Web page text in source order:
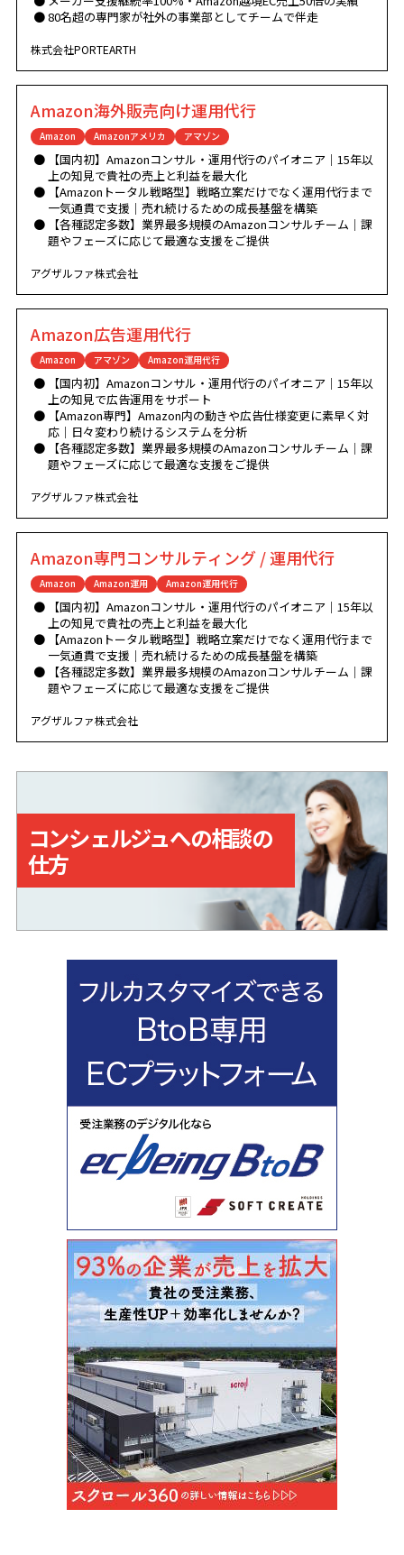
80名超の専門家が社外の事業部としてチームで伴走
株式会社PORTEARTH
Amazon海外販売向け運用代行
Amazon Amazonアメリカ アマゾン
【国内初】Amazonコンサル・運用代行のパイオニア｜15年以
上の知見で貴社の売上と利益を最大化
【Amazonトータル戦略型】戦略立案だけでなく運用代行まで
一気通貫で支援｜売れ続けるための成長基盤を構築
【各種認定多数】業界最多規模のAmazonコンサルチーム｜課
題やフェーズに応じて最適な支援をご提供
アグザルファ株式会社
Amazon広告運用代行
Amazon アマゾン Amazon運用代行
【国内初】Amazonコンサル・運用代行のパイオニア｜15年以
上の知見で広告運用をサポート
【Amazon専門】Amazon内の動きや広告仕様変更に素早く対
応｜日々変わり続けるシステムを分析
【各種認定多数】業界最多規模のAmazonコンサルチーム｜課
題やフェーズに応じて最適な支援をご提供
アグザルファ株式会社
Amazon専門コンサルティング / 運用代行
Amazon Amazon運用 Amazon運用代行
【国内初】Amazonコンサル・運用代行のパイオニア｜15年以
上の知見で貴社の売上と利益を最大化
【Amazonトータル戦略型】戦略立案だけでなく運用代行まで
一気通貫で支援｜売れ続けるための成長基盤を構築
【各種認定多数】業界最多規模のAmazonコンサルチーム｜課
題やフェーズに応じて最適な支援をご提供
アグザルファ株式会社
コンシェルジュへの相談の
仕方